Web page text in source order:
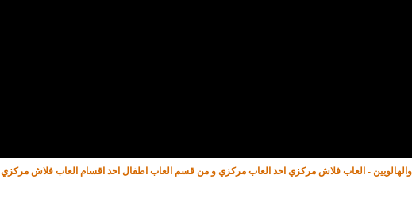
والهالويين - العاب فلاش مركزي احد العاب مركزي و من قسم العاب اطفال احد اقسام العاب فلاش مركزي